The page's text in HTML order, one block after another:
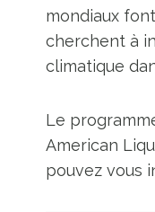
mondiaux
cherchent à
climatique
Le
American
pouvez vous